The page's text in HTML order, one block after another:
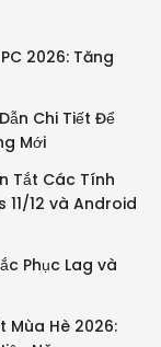
2026: Tăng
Chi Tiết Để
Mới
Tắt Các Tính
11/12 và Android
Phục Lag và
Mùa Hè 2026: